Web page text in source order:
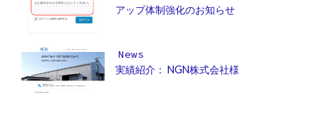
アップ体制強化のお知らせ
News
実績紹介： NGN株式会社様